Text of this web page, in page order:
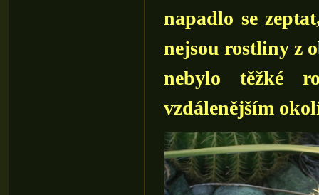
napadlo se
nejsou rostliny z
nebylo těžké
vzdálenějším